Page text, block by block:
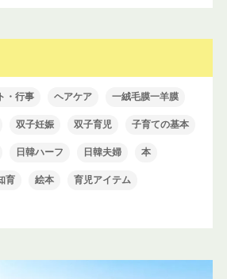
・行事 ヘアケア 一絨毛膜一羊膜
双子妊娠 双子育児 子育ての基本
日韓ハーフ 日韓夫婦 本
育 絵本 育児アイテム